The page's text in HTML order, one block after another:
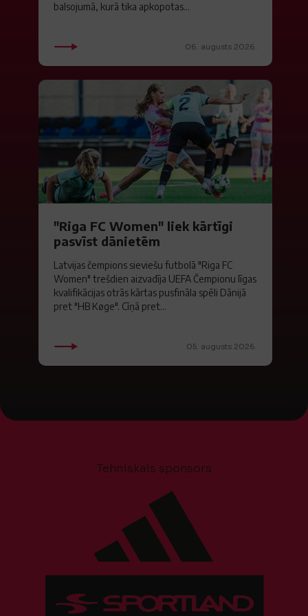
balsojumā, kurā tika apkopotas...
06. augusts 2026.
"Riga FC Women" liek kārtīgi
pasvīst dānietēm
Latvijas čempions sieviešu futbolā "Riga FC
Women" trešdien aizvadīja UEFA Čempionu līgas
kvalifikācijas otrās kārtas pusfināla spēli Dānijā
pret "HB Køge". Cīņā pret...
05. augusts 2026.
Tehniskais sponsors